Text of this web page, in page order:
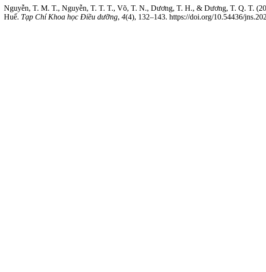
Nguyễn, T. M. T., Nguyễn, T. T. T., Võ, T. N., Dương, T. H., & Dương, T. Q. T.
Huế. Tạp Chí Khoa học Điều dưỡng, 4(4), 132–143. https://doi.org/10.54436/